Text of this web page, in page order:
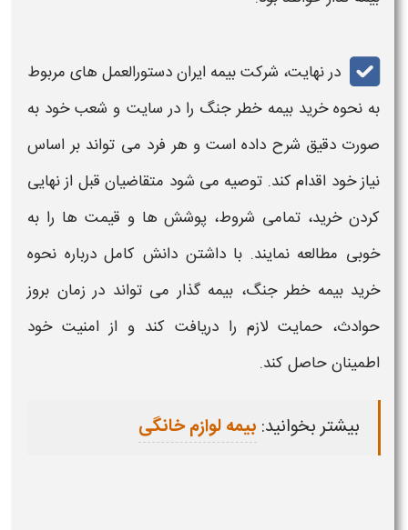
در نهایت، شرکت بیمه ایران دستورالعمل ‌های مربوط
به نحوه خریدبیمه خطر جنگ را در سایت و شعب خود به
صورت دقیق شرح داده است و هر فرد می ‌تواند بر اساس
نیاز خود اقدام کند. توصیه می‌ شود متقاضیان قبل از نهایی
کردن خرید، تمامی شروط، پوشش ‌ها و قیمت ‌ها را به
خوبی مطالعه نمایند. با داشتن دانش کامل درباره نحوه
خریدبیمهخطر جنگ، بیمه ‌گذار می ‌تواند در زمان بروز
حوادث، حمایت لازم را دریافت کند و از امنیت خود
اطمینان حاصل کند.
بیشتر بخوانید: بیمه لوازم خانگی